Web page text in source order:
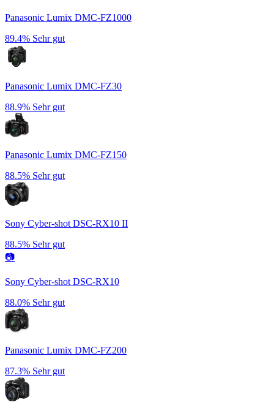
Panasonic Lumix DMC-FZ1000
89.4% Sehr gut
Panasonic Lumix DMC-FZ30
88.9% Sehr gut
Panasonic Lumix DMC-FZ150
88.5% Sehr gut
Sony Cyber-shot DSC-RX10 II
88.5% Sehr gut
📷
Sony Cyber-shot DSC-RX10
88.0% Sehr gut
Panasonic Lumix DMC-FZ200
87.3% Sehr gut